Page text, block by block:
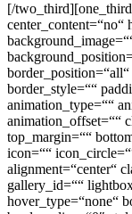
[/two_third][one_third
center_content=“no“
border_style=““
animation_type=““
animation_offset=““
top_margin=““
icon=““
alignment=“center“
gallery_id=““
hover_type=“none“